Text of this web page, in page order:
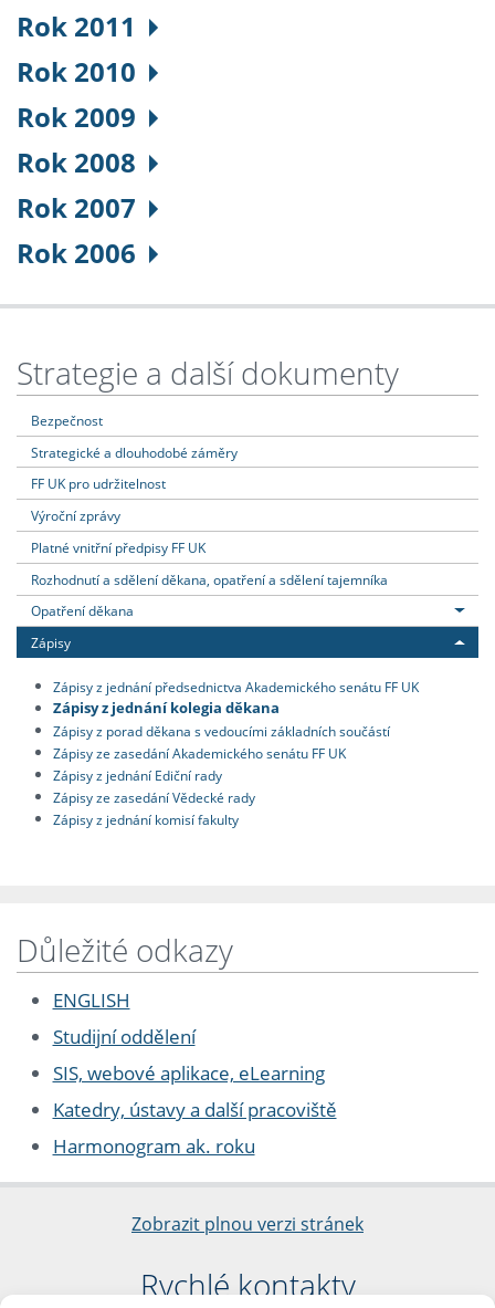
Rok 2011
Rok 2010
Rok 2009
Rok 2008
Rok 2007
Rok 2006
Strategie a další dokumenty
Bezpečnost
Strategické a dlouhodobé záměry
FF UK pro udržitelnost
Výroční zprávy
Platné vnitřní předpisy FF UK
Rozhodnutí a sdělení děkana, opatření a sdělení tajemníka
Opatření děkana
Zápisy
Zápisy z jednání předsednictva Akademického senátu FF UK
Zápisy z jednání kolegia děkana
Zápisy z porad děkana s vedoucími základních součástí
Zápisy ze zasedání Akademického senátu FF UK
Zápisy z jednání Ediční rady
Zápisy ze zasedání Vědecké rady
Zápisy z jednání komisí fakulty
Důležité odkazy
ENGLISH
Studijní oddělení
SIS, webové aplikace, eLearning
Katedry, ústavy a další pracoviště
Harmonogram ak. roku
Zobrazit plnou verzi stránek
Rychlé kontakty